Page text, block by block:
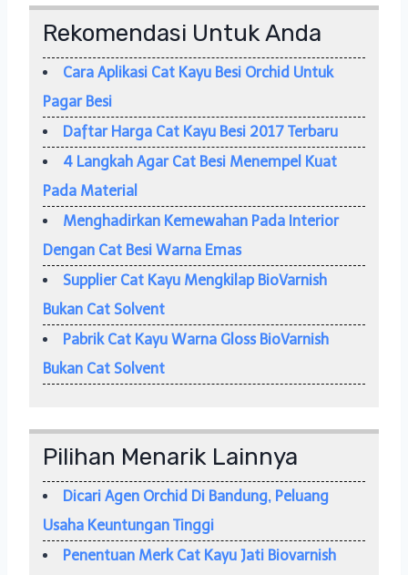
Rekomendasi Untuk Anda
Cara Aplikasi Cat Kayu Besi Orchid Untuk
Pagar Besi
Daftar Harga Cat Kayu Besi 2017 Terbaru
4 Langkah Agar Cat Besi Menempel Kuat
Pada Material
Menghadirkan Kemewahan Pada Interior
Dengan Cat Besi Warna Emas
Supplier Cat Kayu Mengkilap BioVarnish
Bukan Cat Solvent
Pabrik Cat Kayu Warna Gloss BioVarnish
Bukan Cat Solvent
Pilihan Menarik Lainnya
Dicari Agen Orchid Di Bandung, Peluang
Usaha Keuntungan Tinggi
Penentuan Merk Cat Kayu Jati Biovarnish